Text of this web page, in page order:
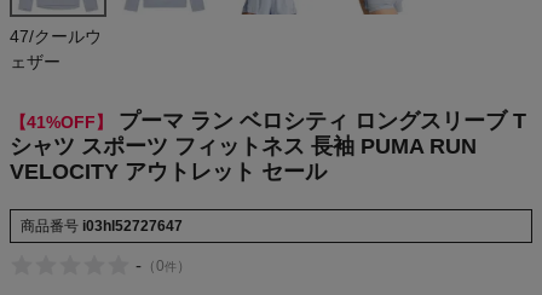
HOKA
メンズカジュアルウェア
47/クールウ
ェザー
【41%OFF】
プーマ ラン ベロシティ ロングスリーブ T
シャツ スポーツ フィットネス 長袖 PUMA RUN
VELOCITY アウトレット セール
商品番号 i03hl52727647
- （0件 ）